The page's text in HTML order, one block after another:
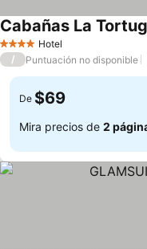
4 EstrellasHotel
Cabañas La
/ Puntuación no disponible
De $69
Mira precios de 2